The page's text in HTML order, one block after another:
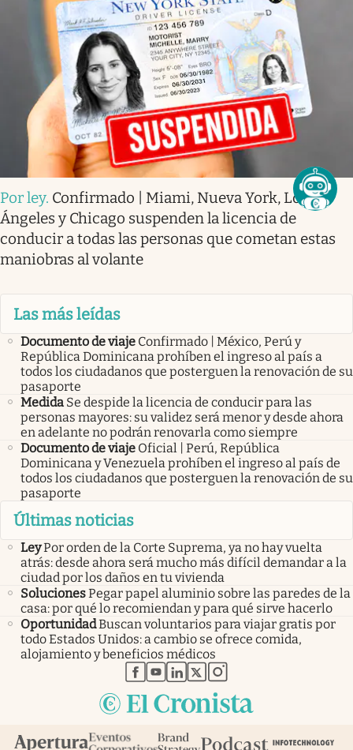
Por ley. Confirmado | Miami, Nueva York, Los
Ángeles y Chicago suspenden la licencia de
conducir a todas las personas que cometan estas
maniobras al volante
Las más leídas
Documento de viaje Confirmado | México, Perú y
República Dominicana prohíben el ingreso al país a
todos los ciudadanos que posterguen la renovación de su
pasaporte
Medida Se despide la licencia de conducir para las
personas mayores: su validez será menor y desde ahora
en adelante no podrán renovarla como siempre
Documento de viaje Oficial | Perú, República
Dominicana y Venezuela prohíben el ingreso al país de
todos los ciudadanos que posterguen la renovación de su
pasaporte
Últimas noticias
LeyPor orden de la Corte Suprema, ya no hay vuelta
atrás: desde ahora será mucho más difícil demandar a la
ciudad por los daños en tu vivienda
SolucionesPegar papel aluminio sobre las paredes de la
casa: por qué lo recomiendan y para qué sirve hacerlo
OportunidadBuscan voluntarios para viajar gratis por
todo Estados Unidos: a cambio se ofrece comida,
alojamiento y beneficios médicos
abre en nueva pestaña
abre en nueva pestaña
abre en nueva pestaña
abre en nueva pestaña
abre en nueva pestaña